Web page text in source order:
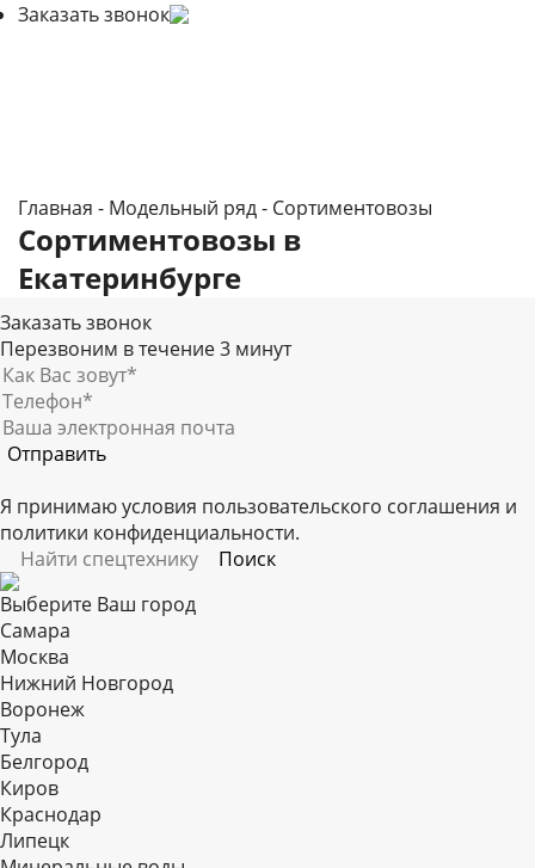
Заказать звонок
Главная - Модельный ряд- Сортиментовозы
Сортиментовозы в
Екатеринбурге
Заказать звонок
Перезвоним в течение 3 минут
Я принимаю условия пользовательского соглашения и
политики конфиденциальности.
Выберите Ваш город
Самара
Москва
Нижний Новгород
Воронеж
Тула
Белгород
Киров
Краснодар
Липецк